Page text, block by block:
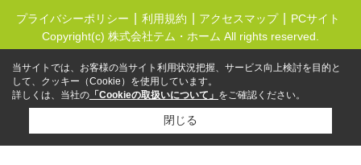
プライバシーポリシー 利用規約 アクセスマップ
PCサイト
Copyright(c) 株式会社テム・ホーム All rights reserved.
当サイトでは、お客様の当サイト利用状況把握、サービス向上検討を目的と
して、クッキー（Cookie）を使用しています。
詳しくは、当社の 「Cookieの取扱いについて」 をご確認ください。
閉じる